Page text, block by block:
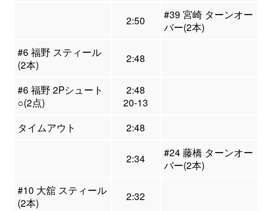
2:50
#39 宮崎 ターンオー
バー(2本)
#6 福野 スティール
(2本)
2:48
#6 福野 2Pシュート
○(2点)
2:48
20-13
タイムアウト
2:48
2:34
#24 藤橋 ターンオー
バー(2本)
#10 大舘 スティール
(2本)
2:32